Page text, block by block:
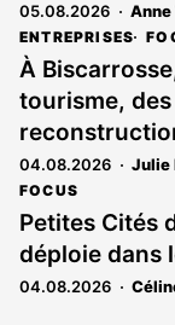
05.08.2026 Anne
ENTREPRISES
À
tourisme,
04.08.2026 Julie
FOCUS
Petites Cités
déploie dans
04.08.2026